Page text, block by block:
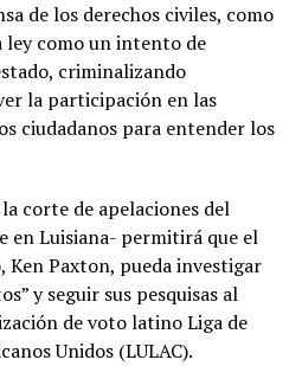
de los derechos civiles, como
ley como un intento de
criminalizando
la participación en las
ciudadanos para entender los
corte de apelaciones del
en Luisiana- permitirá que el
Ken Paxton, pueda investigar
y seguir sus pesquisas al
de voto latino Liga de
Unidos (LULAC).